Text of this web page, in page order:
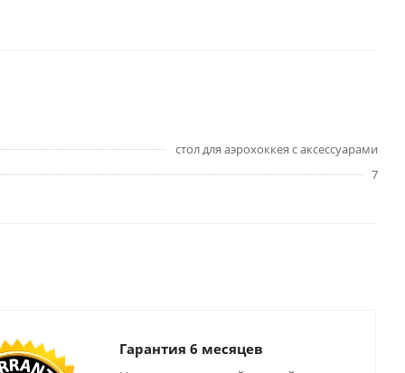
стол для аэрохоккея с аксессуарами
7
Гарантия 6 месяцев